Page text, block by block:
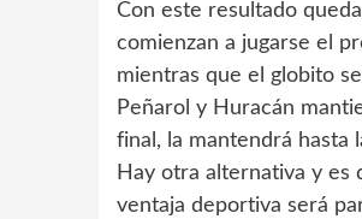
Con este resultado
comienzan a jugarse el
mientras que el globito
Peñarol y Huracán
final, la mantendrá hasta
Hay otra alternativa y es
ventaja deportiva será